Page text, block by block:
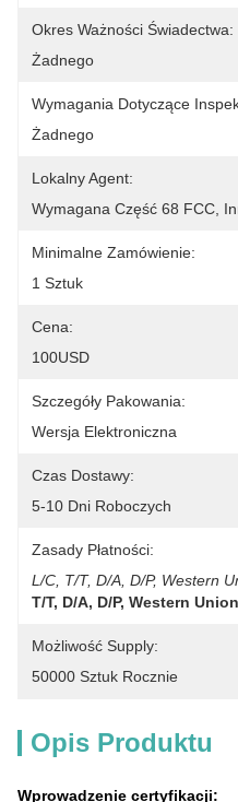
Okres Ważności Świadectwa:
Żadnego
Wymagania Dotyczące
Żadnego
Lokalny Agent:
Wymagana Część 68 FCC,
Minimalne Zamówienie:
1 Sztuk
Cena:
100USD
Szczegóły Pakowania:
Wersja Elektroniczna
Czas Dostawy:
5-10 Dni Roboczych
Zasady Płatności:
L/C, T/T, D/A, D/P, Western
T/T, D/A, D/P, Western
Możliwość Supply:
50000 Sztuk Rocznie
Opis Produktu
Wprowadzenie certyfikacji: